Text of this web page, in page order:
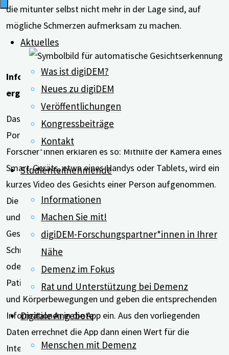
Aktuelles
Was ist digiDEM?
Neues zu digiDEM
Veröffentlichungen
Kongressbeiträge
Kontakt
Studienteilnehmende
Informationen
Machen Sie mit!
digiDEM-Forschungspartner*innen in Ihrer
Nähe
Demenz im Fokus
Rat und Unterstützung bei Demenz
Digitale Angebote
Menschen mit Demenz
die mitunter selbst nicht mehr in der Lage sind, auf
mögliche Schmerzen aufmerksam zu machen.
Informationen aus verschiedenen Bereichen
ergeben Wert für Schmerzen
Das System besteht aus einer App und einem Online-
Portal, die miteinander verknüpft sind. Die
Forscher*innen erklären es so: Mithilfe der Kamera eines
Smart-Geräts, etwa eines Handys oder Tablets, wird ein
kurzes Video des Gesichts einer Person aufgenommen.
Die App identifiziert das Gesicht automatisch in Echtzeit
und analysiert dann mit Hilfe künstlicher Intelligenz die
Gesichtsausdrücke, die auf das Vorhandensein von
Schmerzen hinweisen. Ergänzend beurteilen Ärzt*innen
oder Pflegekräfte dann stimmliche Äußerungen der
Patient*innen, ihr Verhalten sowie mögliche Aktivitäten
und Körperbewegungen und geben die entsprechenden
Informationen in die App ein. Aus den vorliegenden
Daten errechnet die App dann einen Wert für die
Intensität von Schmerzen.